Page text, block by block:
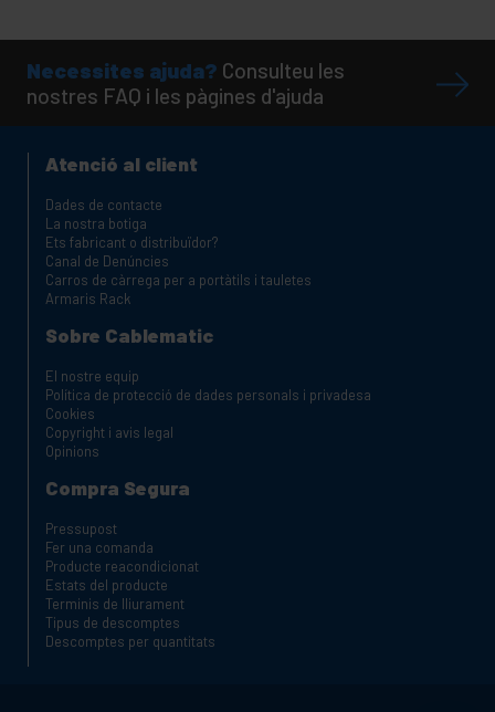
Necessites ajuda? Consulteu les
nostres FAQ i les pàgines d'ajuda
Atenció al client
Dades de contacte
La nostra botiga
Ets fabricant o distribuïdor?
Canal de Denúncies
Carros de càrrega per a portàtils i tauletes
Armaris Rack
Sobre Cablematic
El nostre equip
Política de protecció de dades personals i privadesa
Cookies
Copyright i avis legal
Opinions
Compra Segura
Pressupost
Fer una comanda
Producte reacondicionat
Estats del producte
Terminis de lliurament
Tipus de descomptes
Descomptes per quantitats